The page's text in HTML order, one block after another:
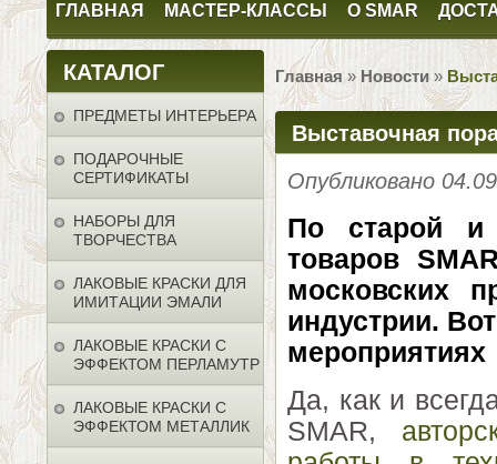
ГЛАВНАЯ МАСТЕР-КЛАССЫ О SMAR
КАТАЛОГ
ПРЕДМЕТЫ ИНТЕРЬЕРА
ПОДАРОЧНЫЕ
СЕРТИФИКАТЫ
НАБОРЫ ДЛЯ
ТВОРЧЕСТВА
ЛАКОВЫЕ КРАСКИ ДЛЯ
ИМИТАЦИИ ЭМАЛИ
ЛАКОВЫЕ КРАСКИ С
ЭФФЕКТОМ ПЕРЛАМУТР
ЛАКОВЫЕ КРАСКИ С
ЭФФЕКТОМ МЕТАЛЛИК
Главная» Новости »
Выставочная
Опубликовано
По старой и
товаров
московских
индустрии.
мероприятиях
Да, как и
SMAR,